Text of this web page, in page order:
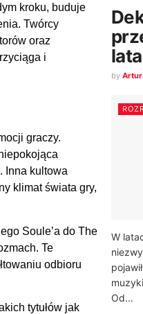
kroku, buduje
Twórcy
oraz
i
graczy.
Inna kultowa
klimat świata gry,
Soule’a do The
Te
odbioru
tytułów jak
lata
by Artur
W
Od...